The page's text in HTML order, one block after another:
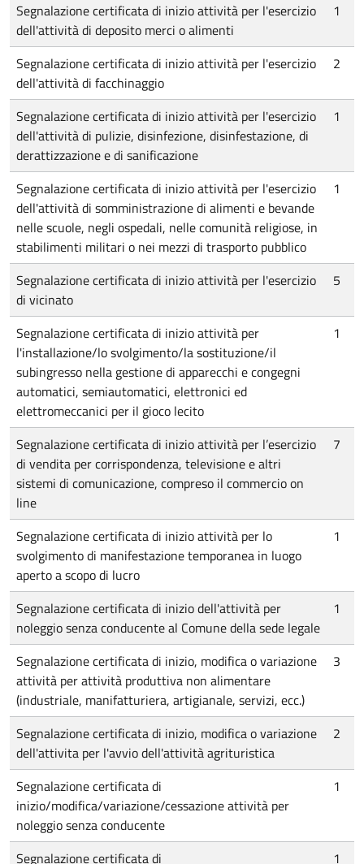
Segnalazione certificata di inizio attività per l'esercizio
dell'attività di deposito merci o alimenti
1
Segnalazione certificata di inizio attività per l'esercizio
dell'attività di facchinaggio
2
Segnalazione certificata di inizio attività per l'esercizio
dell'attività di pulizie, disinfezione, disinfestazione, di
derattizzazione e di sanificazione
1
Segnalazione certificata di inizio attività per l'esercizio
dell'attività di somministrazione di alimenti e bevande
nelle scuole, negli ospedali, nelle comunità religiose, in
stabilimenti militari o nei mezzi di trasporto pubblico
1
Segnalazione certificata di inizio attività per l'esercizio
di vicinato
5
Segnalazione certificata di inizio attività per
l'installazione/lo svolgimento/la sostituzione/il
subingresso nella gestione di apparecchi e congegni
automatici, semiautomatici, elettronici ed
elettromeccanici per il gioco lecito
1
Segnalazione certificata di inizio attività per l’esercizio
di vendita per corrispondenza, televisione e altri
sistemi di comunicazione, compreso il commercio on
line
7
Segnalazione certificata di inizio attività per lo
svolgimento di manifestazione temporanea in luogo
aperto a scopo di lucro
1
Segnalazione certificata di inizio dell'attività per
noleggio senza conducente al Comune della sede legale
1
Segnalazione certificata di inizio, modifica o variazione
attività per attività produttiva non alimentare
(industriale, manifatturiera, artigianale, servizi, ecc.)
3
Segnalazione certificata di inizio, modifica o variazione
dell'attivita per l'avvio dell'attività agrituristica
2
Segnalazione certificata di
inizio/modifica/variazione/cessazione attività per
noleggio senza conducente
1
Segnalazione certificata di
1